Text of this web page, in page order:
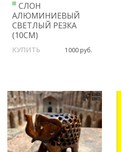
СЛОН
АЛЮМИНИЕВЫЙ
СВЕТЛЫЙ РЕЗКА
(10СМ)
КУПИТЬ 1000 руб.